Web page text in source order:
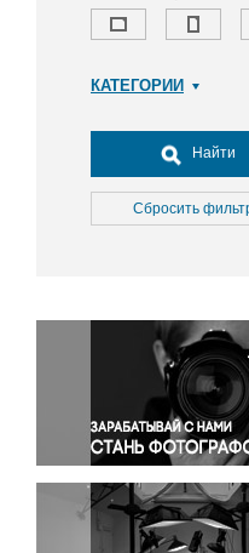
КАТЕГОРИИ
Досуг, туризм и
Культура
Медицина
Окружающая среда
Политика
Правосудие
Происшествия и
Религия
Светская жизнь
Спорт
Экология
Найти
Сбросить